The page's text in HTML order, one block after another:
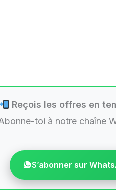
Reçois les offres en
toi à notre chaîne
S’abonner sur